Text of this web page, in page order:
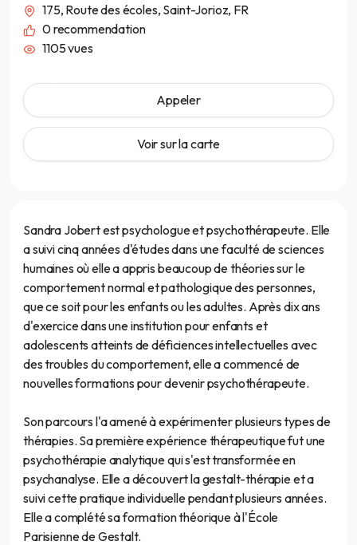
175, Route des écoles, Saint-Jorioz, FR
0recommendation
1105 vues
Appeler
Voir sur la carte
Sandra Jobert est psychologue et psychothérapeute. Elle
a suivi cinq années d'études dans une faculté de sciences
humaines où elle a appris beaucoup de théories sur le
comportement normal et pathologique des personnes,
que ce soit pour les enfants ou les adultes. Après dix ans
d'exercice dans une institution pour enfants et
adolescents atteints de déficiences intellectuelles avec
des troubles du comportement, elle a commencé de
nouvelles formations pour devenir psychothérapeute.
Son parcours l'a amené à expérimenter plusieurs types de
thérapies. Sa première expérience thérapeutique fut une
psychothérapie analytique qui s'est transformée en
psychanalyse. Elle a découvert la gestalt-thérapie et a
suivi cette pratique individuelle pendant plusieurs années.
Elle a complété sa formation théorique à l'École
Parisienne de Gestalt.